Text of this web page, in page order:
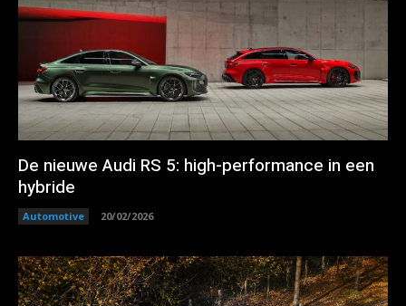
De nieuwe Audi RS 5: high-performance in een
hybride
Automotive 20/02/2026